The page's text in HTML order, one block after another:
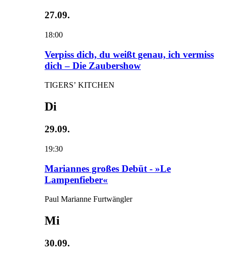
27.09.
18:00
Verpiss dich, du weißt genau, ich vermiss
dich – Die Zaubershow
TIGERS’ KITCHEN
Di
29.09.
19:30
Mariannes großes Debüt - »Le
Lampenfieber«
Paul Marianne Furtwängler
Mi
30.09.